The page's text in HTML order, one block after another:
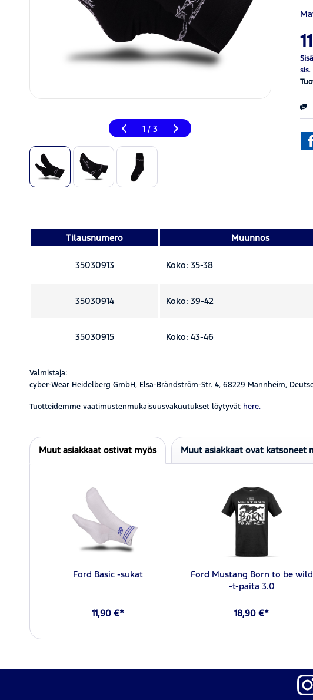
1 / 3
Tilausnumero Muunnos
35030913 Koko: 35-38
35030914 Koko: 39-42
35030915 Koko: 43-46
Valmistaja:
cyber-Wear Heidelberg GmbH, Elsa-Brändström-Str. 4, 68229 Mannheim,
Tuotteidemme vaatimustenmukaisuusvakuutukset löytyvät here.
Muut asiakkaat ostivat myös Muut asiakkaat ovat katsoneet
Ford Basic -sukat
11,90 €*
Ford Mustang Born to be wild
-t-paita 3.0
18,90 €*